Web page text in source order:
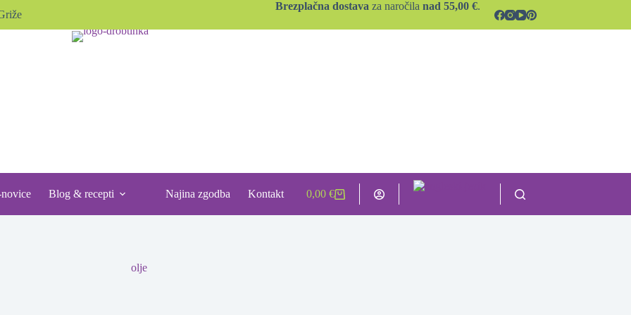
Brezplačna dostava za naročila nad 55,00 €.
Blog & recepti Najina zgodba Kontakt
Shopping
0,00€
olje